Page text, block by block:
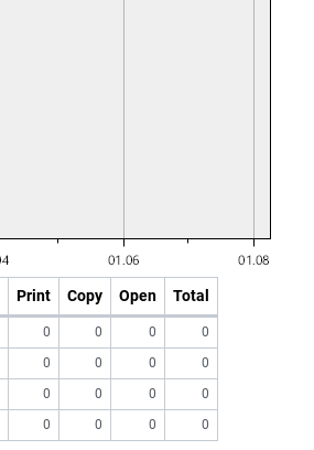
Print Copy Open Total
0 0 0
0
0 0 0
0
0 0 0
0
0 0 0 0